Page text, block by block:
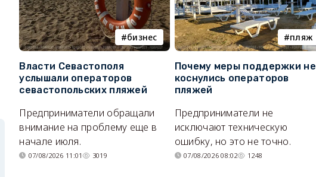
бизнес
Власти Севастополя
услышали операторов
севастопольских пляжей
Предприниматели обращали
внимание на проблему еще в
начале июля.
07/08/2026 11:01 3019
пляж
Почему меры поддержки не
коснулись операторов
пляжей
Предприниматели не
исключают техническую
ошибку, но это не точно.
07/08/2026 08:02 1248